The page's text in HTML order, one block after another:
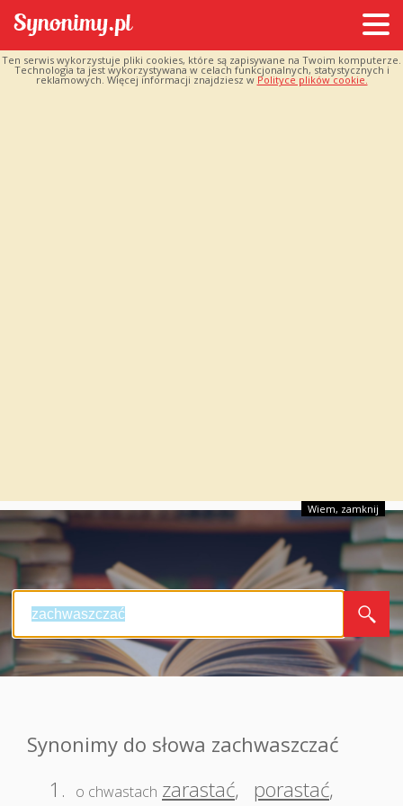
Ten serwis wykorzystuje pliki cookies, które są zapisywane na Twoim komputerze.
Technologia ta jest wykorzystywana w celach funkcjonalnych, statystycznych i
reklamowych. Więcej informacji znajdziesz w Polityce plików cookie.
Wiem, zamknij
Synonimy do słowa zachwaszczać
1.
o chwastach zarastać, porastać,